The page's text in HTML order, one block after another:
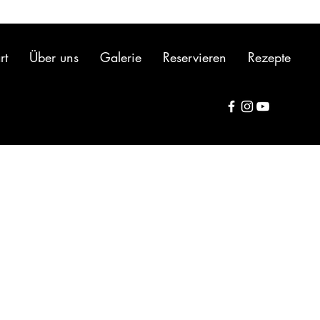
Über uns Galerie Reservieren Rezepte